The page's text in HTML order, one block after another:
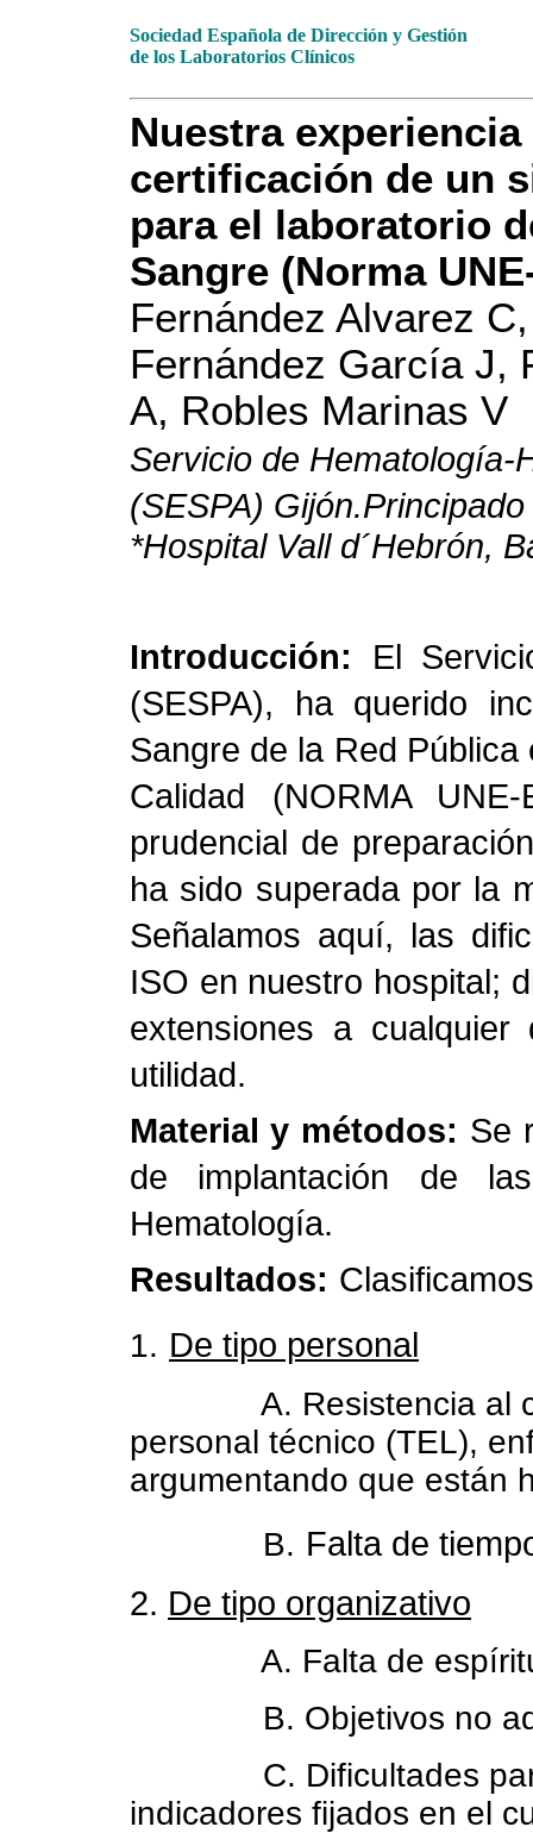
Sociedad Española de Dirección y Gestión
de los Laboratorios Clínicos
Nuestra
certificación de un
para el laboratorio
Sangre (Norma
Fernández Alvarez
Fernández García J,
A, Robles Marinas V
Servicio de Hematología-
(SESPA)
*Hospital Vall d´Hebrón,
Introducción:
El
(SESPA), ha querido
Sangre de la Red
Calidad (NORMA
prudencial de
ha sido superada por la
Señalamos aquí, las
ISO en nuestro hospital;
extensiones a
utilidad.
Material y métodos: Se
de implantación de
Hematología.
Resultados:
1. De tipo personal
A. Resistencia al
personal técnico (TEL),
argumentando que están
B. Falta de
2. De tipo organizativo
A. Falta de espíritu
B. Objetivos no
C. Dificultades
indicadores fijados en el